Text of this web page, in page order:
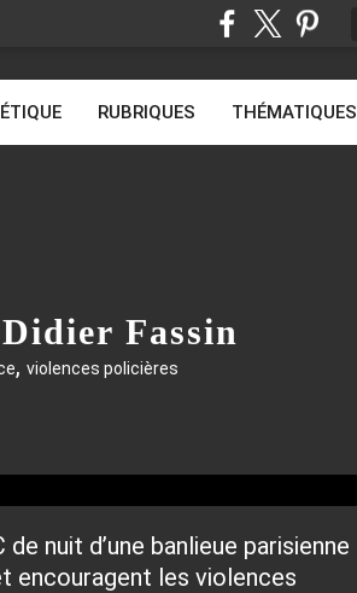
RUBRIQUES THÉMATIQUES
Fassin
, violences policières
nuit d’une banlieue parisienne
encouragent les violences